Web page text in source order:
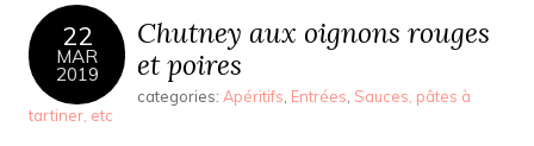
22
MAR
2019
Chutney aux oignons rouges
et poires
categories: Apéritifs Entrées Sauces, pâtes à
tartiner, etc